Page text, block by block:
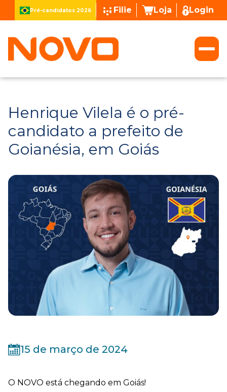
Pré-candidatos 2026 Filie Loja Login
Henrique Vilela é o pré-
candidato a prefeito de
Goianésia, em Goiás
15 de março de 2024
O NOVO está chegando em Goiás!